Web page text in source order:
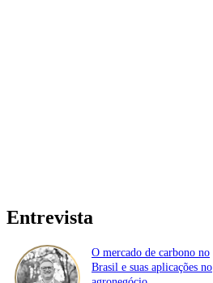
Entrevista
O mercado de carbono no
Brasil e suas aplicações no